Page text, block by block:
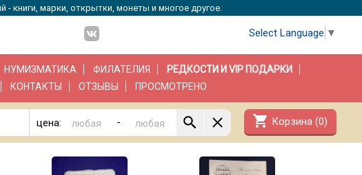
- книги, марки, открытки, монеты и многое другое.
Select Language ▼
НУМИЗМАТИКА ФИЛАТЕЛИЯ
РЕДКОСТИ И VIP ПОДАРКИ
КОНТАКТЫ ОТЗЫВЫ ПРОСМОТРЕНО
цена: - shopping_cart Корзина (0)